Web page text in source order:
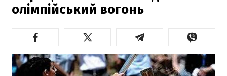
олімпійський вогонь